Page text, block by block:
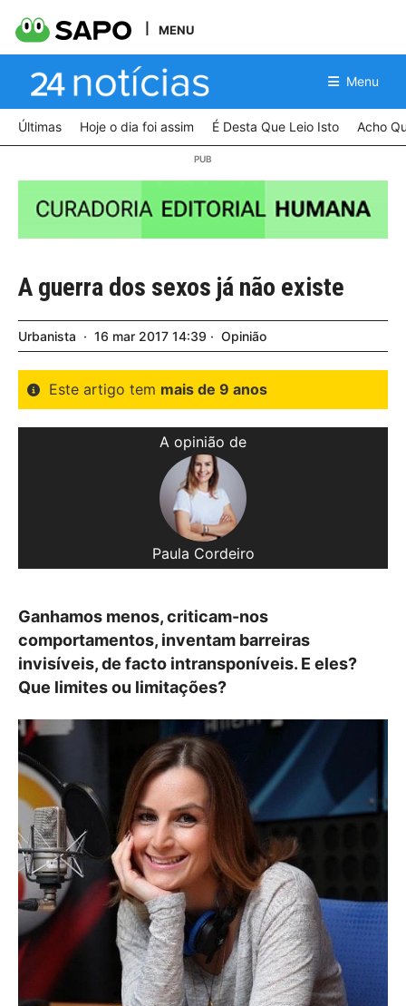
MENU
Menu
Últimas Hoje o dia foi assim É Desta Que Leio Isto Acho
A guerra dos sexos já não existe
Urbanista 16 mar 2017 14:39 Opinião
Este artigo tem mais de 9 anos
A opinião de
Paula Cordeiro
Ganhamos menos, criticam-nos
comportamentos, inventam barreiras
invisíveis, de facto intransponíveis. E eles?
Que limites ou limitações?